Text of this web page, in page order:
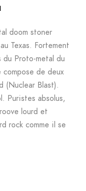
doom stoner
Texas. Fortement
du Proto-metal du
de deux
(Nuclear Blast).
Puristes absolus,
lourd et
rock comme il se